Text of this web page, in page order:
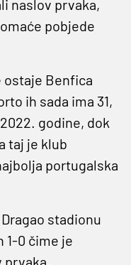
naslov prvaka,
pobjede
ostaje Benfica
ih sada ima 31,
godine, dok
taj je klub
portugalska
stadionu
1-0 čime je
prvaka.